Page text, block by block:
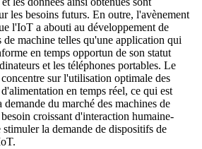
les besoins futurs. En outre, l'avènement
l'IoT a abouti au développement de
machine telles qu'une application qui
en temps opportun de son statut
et les téléphones portables. Le
sur l'utilisation optimale des
en temps réel, ce qui est
du marché des machines de
croissant d'interaction humaine-
la demande de dispositifs de